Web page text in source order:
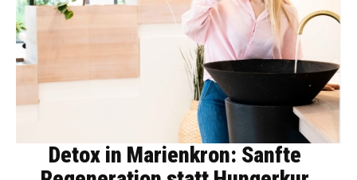
Detox in Marienkron: Sanfte